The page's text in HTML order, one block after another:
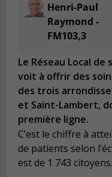
Henri-Paul
Raymond -
FM103,3
Le Réseau Local de
voit à offrir des
des trois
et Saint-Lambert,
première ligne.
C’est le chiffre à
de patients selon
est de 1 743 citoyens.